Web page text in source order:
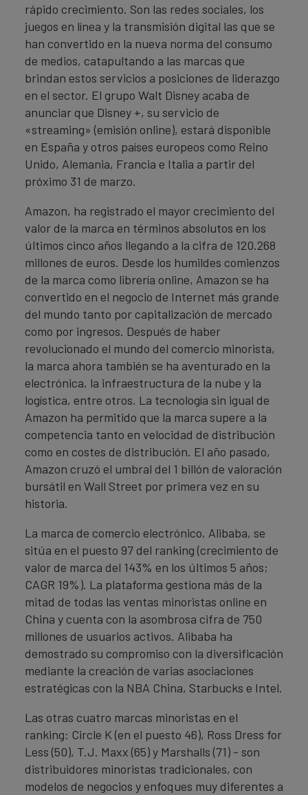
rápido crecimiento. Son las redes sociales, los
juegos en línea y la transmisión digital las que se
han convertido en la nueva norma del consumo
de medios, catapultando a las marcas que
brindan estos servicios a posiciones de liderazgo
en el sector. El grupo Walt Disney acaba de
anunciar que Disney +, su servicio de
«streaming» (emisión online), estará disponible
en España y otros países europeos como Reino
Unido, Alemania, Francia e Italia a partir del
próximo 31 de marzo.
Amazon, ha registrado el mayor crecimiento del
valor de la marca en términos absolutos en los
últimos cinco años llegando a la cifra de 120.268
millones de euros. Desde los humildes comienzos
de la marca como librería online, Amazon se ha
convertido en el negocio de Internet más grande
del mundo tanto por capitalización de mercado
como por ingresos. Después de haber
revolucionado el mundo del comercio minorista,
la marca ahora también se ha aventurado en la
electrónica, la infraestructura de la nube y la
logística, entre otros. La tecnología sin igual de
Amazon ha permitido que la marca supere a la
competencia tanto en velocidad de distribución
como en costes de distribución. El año pasado,
Amazon cruzó el umbral del 1 billón de valoración
bursátil en Wall Street por primera vez en su
historia.
La marca de comercio electrónico, Alibaba, se
sitúa en el puesto 97 del ranking (crecimiento de
valor de marca del 143% en los últimos 5 años;
CAGR 19%). La plataforma gestiona más de la
mitad de todas las ventas minoristas online en
China y cuenta con la asombrosa cifra de 750
millones de usuarios activos. Alibaba ha
demostrado su compromiso con la diversificación
mediante la creación de varias asociaciones
estratégicas con la NBA China, Starbucks e Intel.
Las otras cuatro marcas minoristas en el
ranking: Circle K (en el puesto 46), Ross Dress for
Less (50), T.J. Maxx (65) y Marshalls (71) - son
distribuidores minoristas tradicionales, con
modelos de negocios y enfoques muy diferentes a